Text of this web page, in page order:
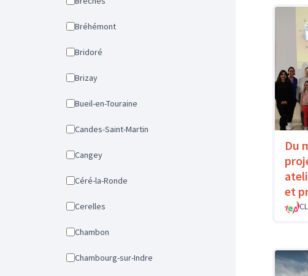
Bréhémont
Bridoré
Brizay
Bueil-en-Touraine
Candes-Saint-Martin
Cangey
Céré-la-Ronde
Cerelles
Chambon
Chambourg-sur-Indre
Du
et